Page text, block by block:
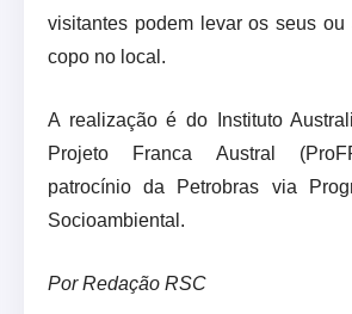
visitantes podem levar os seus ou
copo no local.
A realização é do Instituto
Projeto Franca Austral
patrocínio da Petrobras via
Socioambiental.
Por Redação RSC